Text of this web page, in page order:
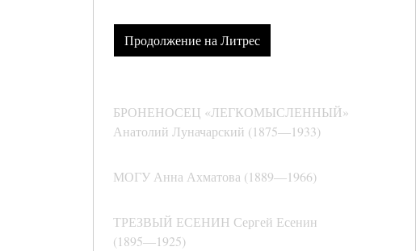
Продолжение на Литрес
БРОНЕНОСЕЦ «ЛЕГКОМЫСЛЕННЫЙ»
Анатолий Луначарский (1875―1933)
МОГУ Анна Ахматова (1889―1966)
ТРЕЗВЫЙ ЕСЕНИН Сергей Есенин
(1895―1925)